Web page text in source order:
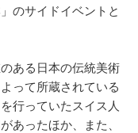
のサイドイベントと
ある日本の伝統美術
って所蔵されている
行っていたスイス人
あったほか、また、